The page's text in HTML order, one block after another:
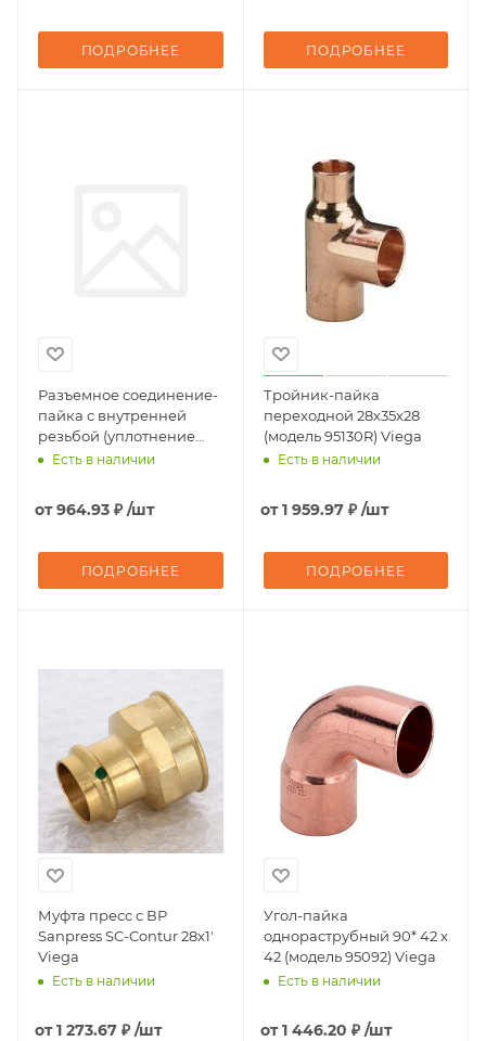
ПОДРОБНЕЕ ПОДРОБНЕЕ
Разъемное соединение-
пайка с внутренней
резьбой (уплотнение
конус) 15 х 3/4" (модель
Есть в наличии
от964.93 ₽ /шт
ПОДРОБНЕЕ
Тройник-пайка
переходной 28х35х28
(модель 95130R) Viega
Есть в наличии
от1 959.97 ₽ /шт
ПОДРОБНЕЕ
Муфта пресс с ВР
Sanpress SC-Contur 28х1'
Viega
Есть в наличии
от1 273.67 ₽ /шт
Угол-пайка
однораструбный 90* 42 х
42 (модель 95092) Viega
Есть в наличии
от1 446.20 ₽ /шт